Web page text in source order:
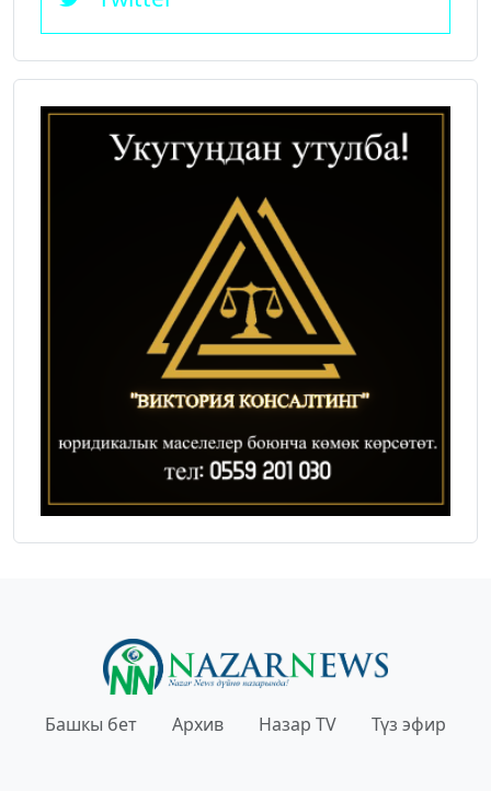
Башкы бет Архив Назар TV Түз эфир